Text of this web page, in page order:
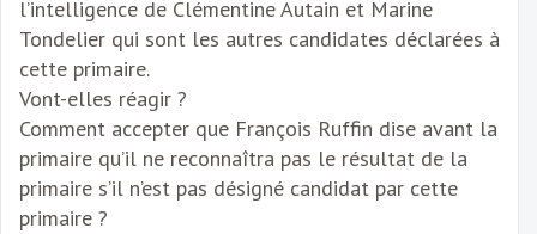
l’intelligence de Clémentine Autain et Marine
Tondelier qui sont les autres candidates déclarées à
cette primaire.
Vont-elles réagir ?
Comment accepter que François Ruffin dise avant la
primaire qu’il ne reconnaîtra pas le résultat de la
primaire s’il n’est pas désigné candidat par cette
primaire ?